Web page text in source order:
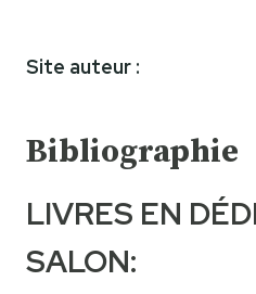
Site auteur :
Bibliographie
LIVRES EN
SALON: